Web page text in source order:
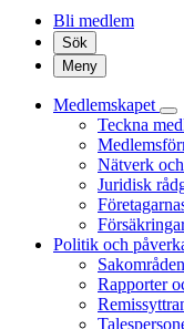
Bli medlem
Sök
Meny
Medlemskapet
Teckna
Nätverk
Juridisk
Politik och
Sakområden
Rapporter